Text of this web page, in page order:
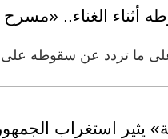
الغناء.. «مسرح
ما تردد عن سقوطه
يثير استغراب